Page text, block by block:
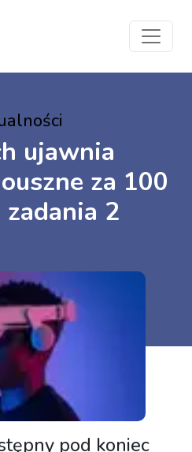
ujawnia
za 100
zadania 2
pod koniec